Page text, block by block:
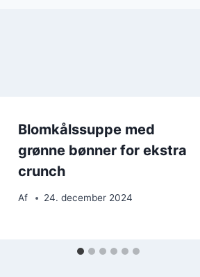
Blomkålssuppe med
grønne bønner for ekstra
crunch
Af 24. december 2024